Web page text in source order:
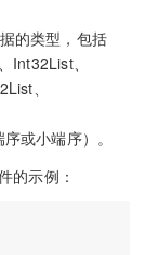
的类型，包括
、
、
或小端序）。
的示例：